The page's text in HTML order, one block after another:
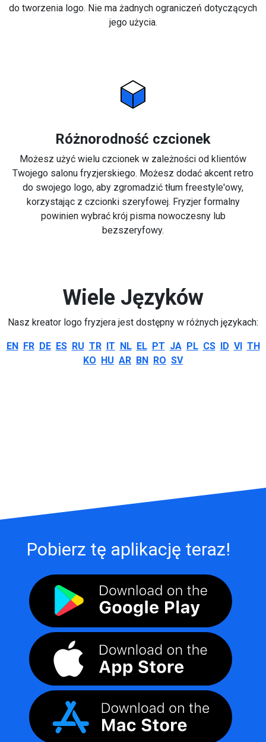
do tworzenia logo. Nie ma żadnych ograniczeń dotyczących
jego użycia.
Różnorodność czcionek
Możesz użyć wielu czcionek w zależności od klientów
Twojego salonu fryzjerskiego. Możesz dodać akcent retro
do swojego logo, aby zgromadzić tłum freestyle'owy,
korzystając z czcionki szeryfowej. Fryzjer formalny
powinien wybrać krój pisma nowoczesny lub
bezszeryfowy.
Wiele Języków
Nasz kreator logo fryzjera jest dostępny w różnych językach:
EN FR DE ES RU TR IT NL EL PT JA PL CS ID VI TH
KO HU AR BN RO SV
Pobierz tę aplikację teraz!